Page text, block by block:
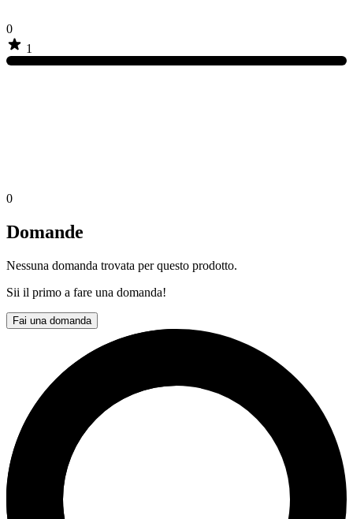
0
1
0
Domande
Nessuna domanda trovata per questo prodotto.
Sii il primo a fare una domanda!
Fai una domanda